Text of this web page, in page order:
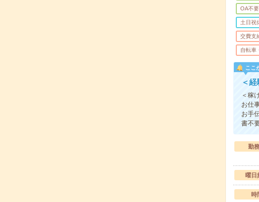
OA不要
土日祝
交費支
自転車
ここ
＜
＜稼
お仕
お手
書不
勤
曜日
時